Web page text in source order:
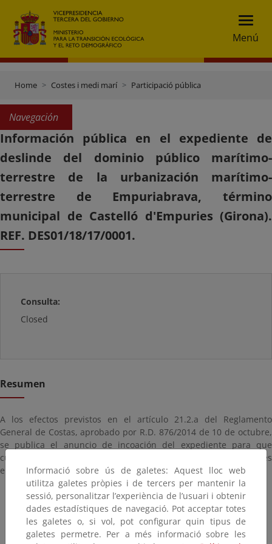
Menú
Home Costes i medi marí Participació pública
Navegación
Información pública en el expediente de
deslinde del dominio público marítimo-
terrestre de la urbanización marítimo-
terrestre de Empuriabrava, término
municipal de Castelló d'Empuries (Girona).
REF. DES01/18/17/0001.
Consulta:
Closed
Resumen
A los efectos previstos en el artículo 21.2.a del Reglamento
General de Costas, aprobado por R.D. 876/2014 de 10 de octubre,
se publica el anuncio de incoación del expediente para que
cualquier interesado pueda comparecer y formular alegaciones
en el plazo de un mes.
Informació sobre ús de galetes: Aquest lloc web
utilitza galetes pròpies i de tercers per mantenir la
sessió, personalitzar l’experiència de l’usuari i obtenir
dades estadístiques de navegació. Pot acceptar totes
les galetes o, si vol, pot configurar quin tipus de
galetes permetre. Per a més informació sobre les